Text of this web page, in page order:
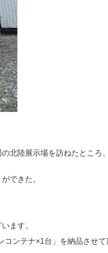
北陸展示場を訪ねたところ
できた。
ます。
ンテナ×1台」を納品させて